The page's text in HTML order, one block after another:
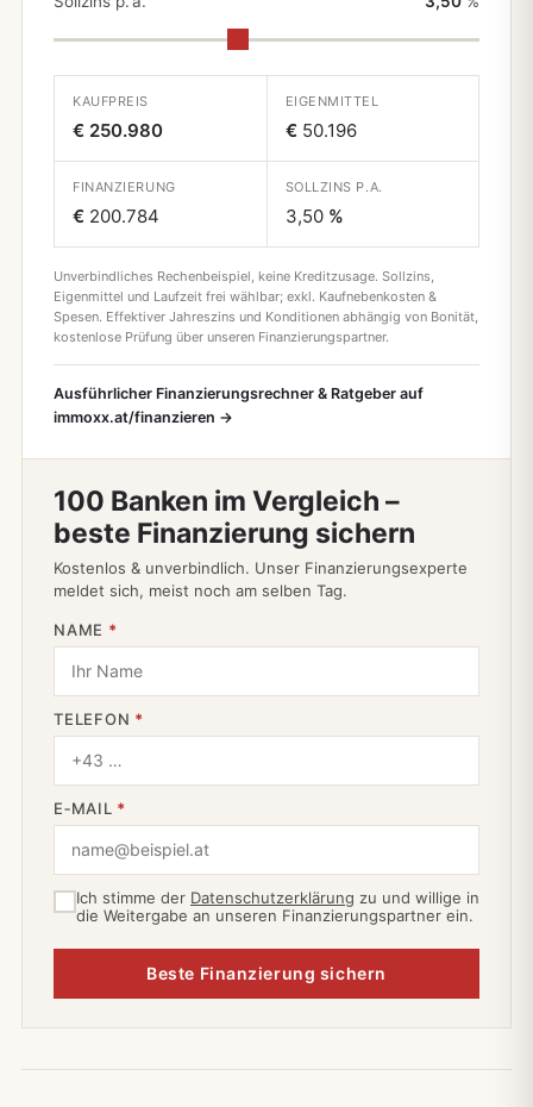
KAUFPREIS
€ 250.980
EIGENMITTEL
€ 50.196
FINANZIERUNG
€ 200.784
SOLLZINS P.A.
3,50%
Unverbindliches Rechenbeispiel, keine Kreditzusage. Sollzins,
Eigenmittel und Laufzeit frei wählbar; exkl. Kaufnebenkosten &
Spesen. Effektiver Jahreszins und Konditionen abhängig von Bonität,
kostenlose Prüfung über unseren Finanzierungspartner.
Ausführlicher Finanzierungsrechner & Ratgeber auf
immoxx.at/finanzieren →
100 Banken im Vergleich –
beste Finanzierung sichern
Kostenlos & unverbindlich. Unser Finanzierungsexperte
meldet sich, meist noch am selben Tag.
NAME *
TELEFON *
E‑MAIL *
Ich stimme der Datenschutzerklärung zu und willige in
die Weitergabe an unseren Finanzierungspartner ein.
Beste Finanzierung sichern